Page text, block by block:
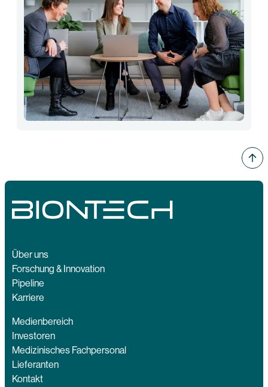
Über uns
Forschung & Innovation
Pipeline
Karriere
Medienbereich
Investoren
Medizinisches Fachpersonal
Lieferanten
Kontakt